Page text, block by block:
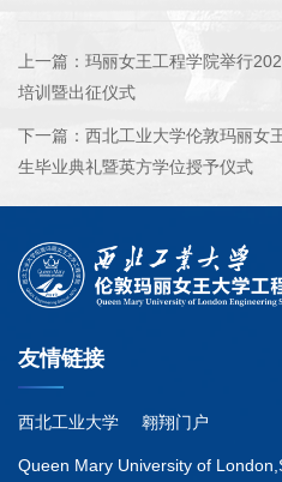
上一篇： 玛丽女王工程学院举行
培训暨出征仪式
下一篇： 西北工业大学伦敦玛丽女
生毕业典礼暨英方学位授予仪式
友情链接
西北工业大学 翱翔门户
Queen Mary University of